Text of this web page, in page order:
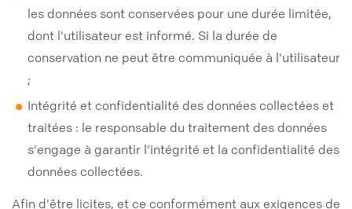
les données sont conservées pour une durée limitée,
dont l'utilisateur est informé. Si la durée de
conservation ne peut être communiquée à l'utilisateur
;
Intégrité et confidentialité des données collectées et
traitées : le responsable du traitement des données
s'engage à garantir l'intégrité et la confidentialité des
données collectées.
Afin d'être licites, et ce conformément aux exigences de